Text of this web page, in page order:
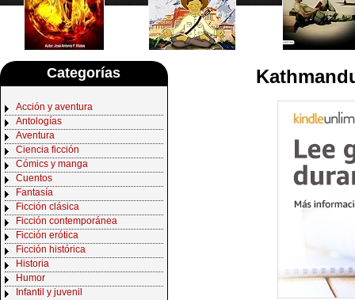
Categorías
Acción y aventura
Antologías
Aventura
Ciencia ficción
Cómics y manga
Cuentos
Fantasía
Ficción clásica
Ficción contemporánea
Ficción erótica
Ficción histórica
Historia
Humor
Infantil y juvenil